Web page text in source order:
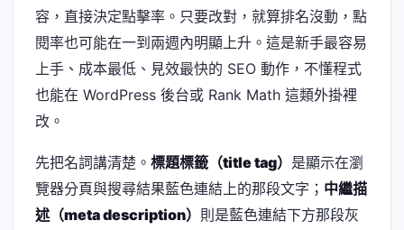
容，直接決定點擊率。只要改對，就算排名沒動，點
閱率也可能在一到兩週內明顯上升。這是新手最容易
上手、成本最低、見效最快的 SEO 動作，不懂程式
也能在 WordPress 後台或 Rank Math 這類外掛裡
改。
先把名詞講清楚。 標題標籤（title tag） 是顯示在瀏
覽器分頁與搜尋結果藍色連結上的那段文字； 中繼描
述（meta description） 則是藍色連結下方那段灰